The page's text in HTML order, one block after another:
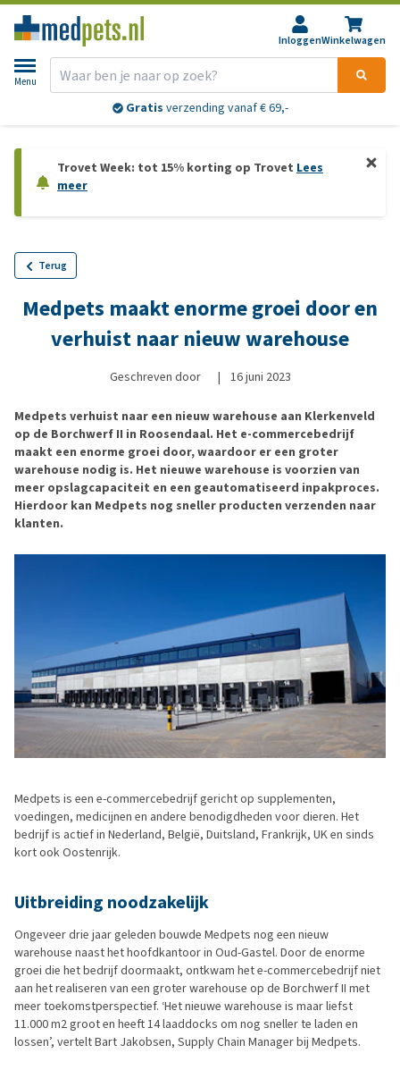
InloggenWinkelwagen
Menu
Gratis verzending vanaf € 69,-
Trovet Week: tot 15% korting op Trovet Lees
meer
Terug
Medpets maakt enorme groei door en
verhuist naar nieuw warehouse
Geschreven door | 16 juni 2023
Medpets verhuist naar een nieuw warehouse aan Klerkenveld
op de Borchwerf II in Roosendaal. Het e-commercebedrijf
maakt een enorme groei door, waardoor er een groter
warehouse nodig is. Het nieuwe warehouse is voorzien van
meer opslagcapaciteit en een geautomatiseerd inpakproces.
Hierdoor kan Medpets nog sneller producten verzenden naar
klanten.
Medpets is een e-commercebedrijf gericht op supplementen,
voedingen, medicijnen en andere benodigdheden voor dieren. Het
bedrijf is actief in Nederland, België, Duitsland, Frankrijk, UK en sinds
kort ook Oostenrijk.
Uitbreiding noodzakelijk
Ongeveer drie jaar geleden bouwde Medpets nog een nieuw
warehouse naast het hoofdkantoor in Oud-Gastel. Door de enorme
groei die het bedrijf doormaakt, ontkwam het e-commercebedrijf niet
aan het realiseren van een groter warehouse op de Borchwerf II met
meer toekomstperspectief. ‘Het nieuwe warehouse is maar liefst
11.000 m2 groot en heeft 14 laaddocks om nog sneller te laden en
lossen’, vertelt Bart Jakobsen, Supply Chain Manager bij Medpets.